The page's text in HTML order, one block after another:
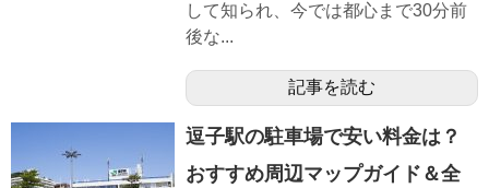
して知られ、今では都心まで30分前
後な...
記事を読む
逗子駅の駐車場で安い料金は？
おすすめ周辺マップガイド＆全